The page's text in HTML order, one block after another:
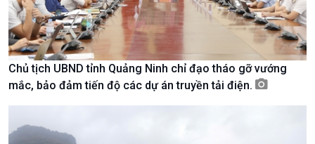
Xã hội
Tin Đời sống & Xã hội
360 độ Sức khỏe
Chuyển đổi Xanh
Tài nguyên và Môi trường
Chuyên gia của bạn
Bước chân đến trường
Khoa học & Công nghệ
Tin Khoa học & Công nghệ
Kết nối công nghệ
Sống chung với biến đổi
khí hậu
Chủ tịch UBND tỉnh Quảng Ninh chỉ đạo tháo gỡ vướng
mắc, bảo đảm tiến độ các dự án truyền tải điện.